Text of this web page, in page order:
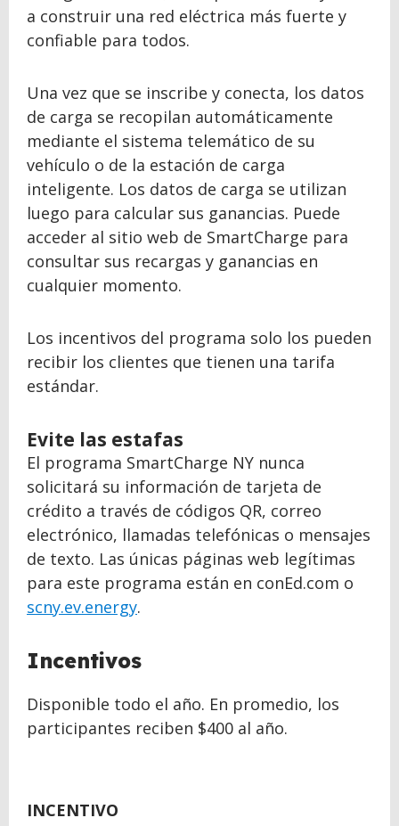
a construir una red eléctrica más fuerte y
confiable para todos.
Una vez que se inscribe y conecta, los datos
de carga se recopilan automáticamente
mediante el sistema telemático de su
vehículo o de la estación de carga
inteligente. Los datos de carga se utilizan
luego para calcular sus ganancias. Puede
acceder al sitio web de SmartCharge para
consultar sus recargas y ganancias en
cualquier momento.
Los incentivos del programa solo los pueden
recibir los clientes que tienen una tarifa
estándar.
Evite las estafas
El programa SmartCharge NY nunca
solicitará su información de tarjeta de
crédito a través de códigos QR, correo
electrónico, llamadas telefónicas o mensajes
de texto. Las únicas páginas web legítimas
para este programa están en conEd.com o
scny.ev.energy.
Incentivos
Disponible todo el año. En promedio, los
participantes reciben $400 al año.
INCENTIVO